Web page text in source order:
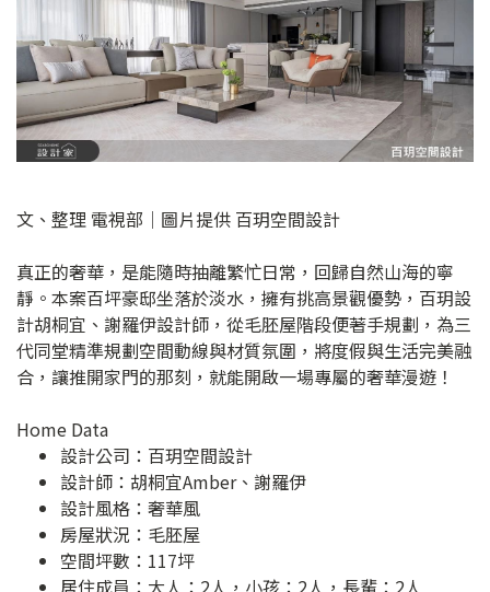
文、整理 電視部│圖片提供 百玥空間設計
真正的奢華，是能隨時抽離繁忙日常，回歸自然山海的寧
靜。本案百坪豪邸坐落於淡水，擁有挑高景觀優勢，百玥設
計胡桐宜、謝羅伊設計師，從毛胚屋階段便著手規劃，為三
代同堂精準規劃空間動線與材質氛圍，將度假與生活完美融
合，讓推開家門的那刻，就能開啟一場專屬的奢華漫遊！
Home Data
設計公司： 百玥空間設計
設計師：胡桐宜Amber、謝羅伊
設計風格：奢華風
房屋狀況：毛胚屋
空間坪數：117坪
居住成員：大人：2人，小孩：2人，長輩：2人